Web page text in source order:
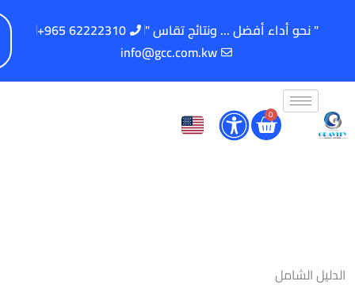
" نحو أداء أفضل ... ونتائج تقاس "
62222310 965+
info@gcc.com.kw
0
الدليل الشامل